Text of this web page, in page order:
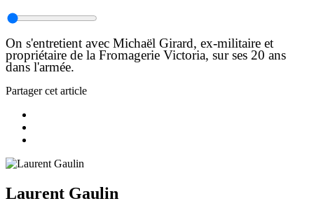
On s'entretient avec Michaël Girard, ex-militaire et
propriétaire de la Fromagerie Victoria, sur ses 20 ans
dans l'armée.
Partager cet article
Laurent Gaulin